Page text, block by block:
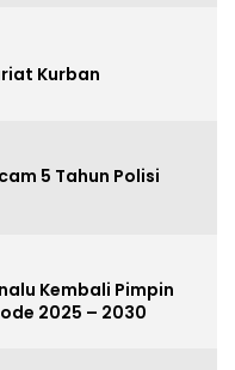
Kurban
5 Tahun Polisi
Kembali Pimpin
2025 – 2030